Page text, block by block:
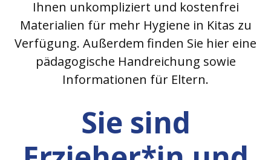
Ihnen unkompliziert und kostenfrei
Materialien für mehr Hygiene in Kitas zu
Verfügung. Außerdem finden Sie hier eine
pädagogische Handreichung sowie
Informationen für Eltern.
Sie sind